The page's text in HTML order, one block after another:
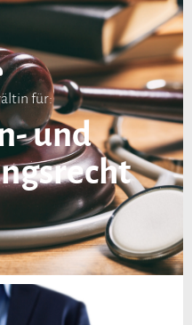
für:
und